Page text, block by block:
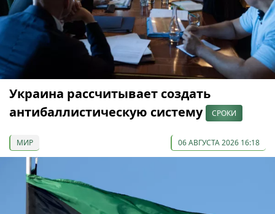
Украина рассчитывает создать
антибаллистическую систему
СРОКИ
МИР 06 АВГУСТА 2026 16:18